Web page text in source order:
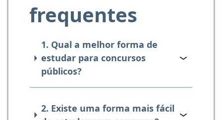
frequentes
1. Qual a melhor forma de
estudar para concursos
públicos?
2. Existe uma forma mais fácil